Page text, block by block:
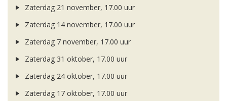
Zaterdag 21 november, 17.00 uur
Zaterdag 14 november, 17.00 uur
Zaterdag 7 november, 17.00 uur
Zaterdag 31 oktober, 17.00 uur
Zaterdag 24 oktober, 17.00 uur
Zaterdag 17 oktober, 17.00 uur